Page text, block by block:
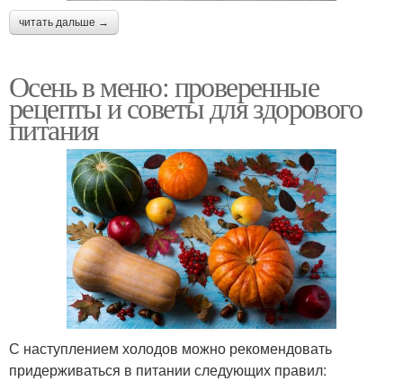
читать дальше →
Осень в меню: проверенные
рецепты и советы для здорового
питания
С наступлением холодов можно рекомендовать
придерживаться в питании следующих правил: